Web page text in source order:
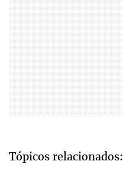
Tópicos relacionados: